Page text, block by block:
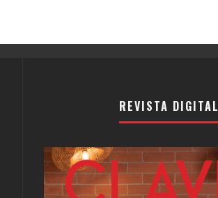
REVISTA DIGITAL